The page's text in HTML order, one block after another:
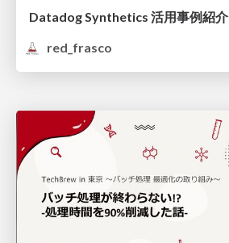
Datadog Synthetics 活用事例紹介
red_frasco